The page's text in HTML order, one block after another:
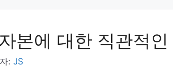
본에 대한 직관적
: JS